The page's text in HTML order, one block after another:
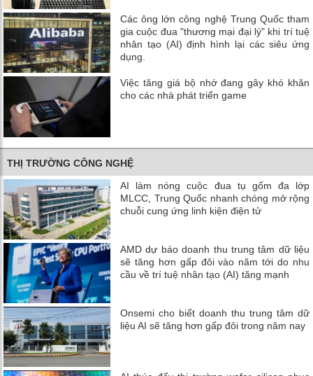
Các ông lớn công nghệ Trung Quốc tham
gia cuộc đua "thương mại đại lý" khi trí tuệ
nhân tạo (AI) định hình lại các siêu ứng
dụng.
Việc tăng giá bộ nhớ đang gây khó khăn
cho các nhà phát triển game
THỊ TRƯỜNG CÔNG NGHỆ
AI làm nóng cuộc đua tụ gốm đa lớp
MLCC, Trung Quốc nhanh chóng mở rộng
chuỗi cung ứng linh kiện điện tử
AMD dự báo doanh thu trung tâm dữ liệu
sẽ tăng hơn gấp đôi vào năm tới do nhu
cầu về trí tuệ nhân tạo (AI) tăng mạnh
Onsemi cho biết doanh thu trung tâm dữ
liệu AI sẽ tăng hơn gấp đôi trong năm nay